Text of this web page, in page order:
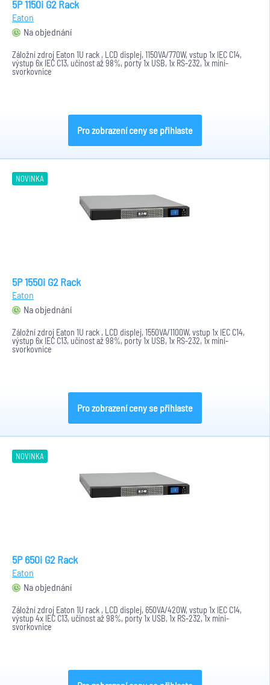
5P 1150i G2 Rack
Eaton
Na objednání
Záložní zdroj Eaton 1U rack , LCD displej, 1150VA/770W, vstup 1x IEC C14,
výstup 6x IEC C13, učinost až 98%, porty 1x USB, 1x RS-232, 1x mini-
svorkovnice
Pro zobrazení ceny se přihlaste
NOVINKA
5P 1550i G2 Rack
Eaton
Na objednání
Záložní zdroj Eaton 1U rack , LCD displej, 1550VA/1100W, vstup 1x IEC C14,
výstup 6x IEC C13, učinost až 98%, porty 1x USB, 1x RS-232, 1x mini-
svorkovnice
Pro zobrazení ceny se přihlaste
NOVINKA
5P 650i G2 Rack
Eaton
Na objednání
Záložní zdroj Eaton 1U rack , LCD displej, 650VA/420W, vstup 1x IEC C14,
výstup 4x IEC C13, učinost až 98%, porty 1x USB, 1x RS-232, 1x mini-
svorkovnice